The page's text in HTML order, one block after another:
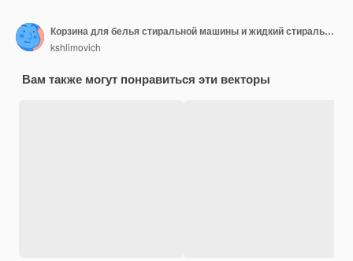
Корзина для белья стиральной машины и жидкий стиральный порошок на синем фоне
kshlimovich
Вам также могут понравиться эти векторы